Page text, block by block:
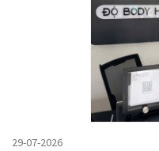
29-07-2026